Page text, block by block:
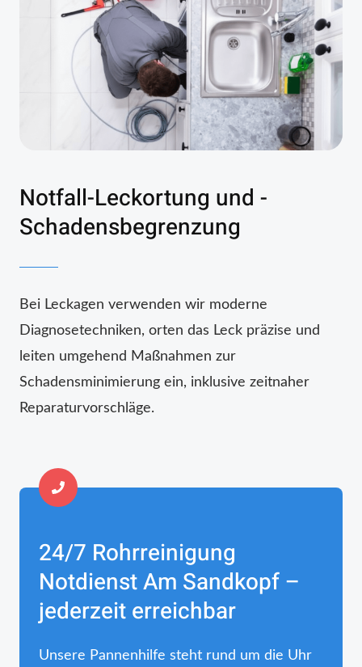
Notfall-Leckortung und -
Schadensbegrenzung
Bei Leckagen verwenden wir moderne
Diagnosetechniken, orten das Leck präzise und
leiten umgehend Maßnahmen zur
Schadensminimierung ein, inklusive zeitnaher
Reparaturvorschläge.
24/7 Rohrreinigung
Notdienst Am Sandkopf –
jederzeit erreichbar
Unsere Pannenhilfe steht rund um die Uhr